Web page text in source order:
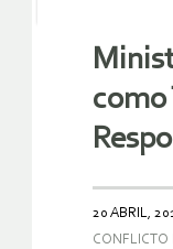
como
20 ABRIL,
CONFLICTO